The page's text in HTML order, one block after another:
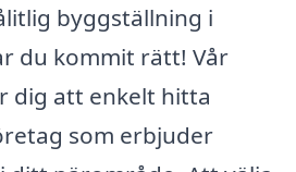
byggställning i
du kommit rätt! Vår
dig att enkelt hitta
som erbjuder